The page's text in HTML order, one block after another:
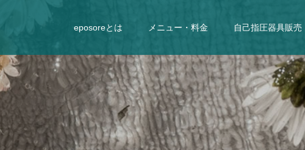
eposoreとは メニュー・料金 自己指圧器具販売